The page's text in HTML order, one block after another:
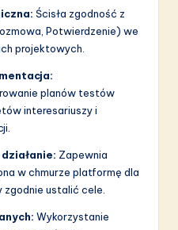
Ścisła zgodność z
Potwierdzenie) we
projektowych.
planów testów
interesariuszy i
Zapewnia
w chmurze platformę dla
zgodnie ustalić cele.
Wykorzystanie